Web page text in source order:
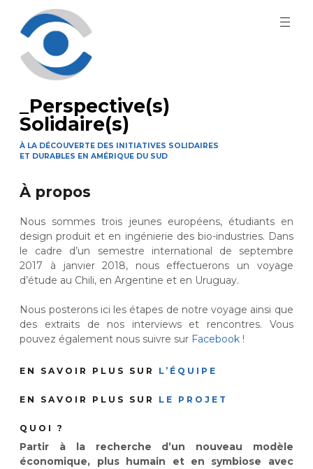
au
contenu
principal
_Perspective(s)
Solidaire(s)
À LA DÉCOUVERTE DES INITIATIVES SOLIDAIRES
ET DURABLES EN AMÉRIQUE DU SUD
À propos
Nous sommes trois jeunes européens, étudiants en
design produit et en ingénierie des bio-industries. Dans
le cadre d’un semestre international de septembre
2017 à janvier 2018, nous effectuerons un voyage
d’étude au Chili, en Argentine et en Uruguay.
Nous posterons ici les étapes de notre voyage ainsi que
des extraits de nos interviews et rencontres. Vous
pouvez également nous suivre sur Facebook !
EN SAVOIR PLUS SUR L’ÉQUIPE
EN SAVOIR PLUS SUR LE PROJET
QUOI ?
Partir à la recherche d’un nouveau modèle
économique, plus humain et en symbiose avec